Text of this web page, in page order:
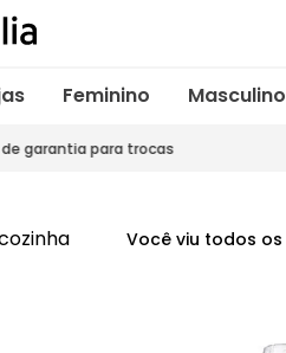
Feminino Masculino
garantia para trocas
Você viu todos os